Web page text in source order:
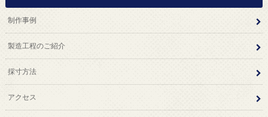
制作事例
製造工程のご紹介
採寸方法
アクセス